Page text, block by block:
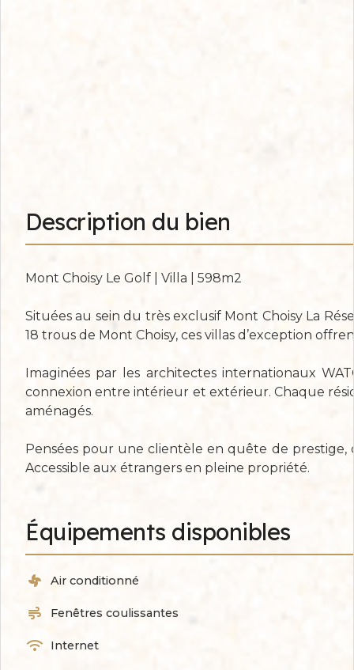
Description du bien
Mont Choisy Le Golf | Villa | 598m2
Situées au sein du très exclusif Mont Choisy La
18 trous de Mont Choisy, ces villas d’exception
Imaginées par les architectes internationaux
connexion entre intérieur et extérieur. Chaque
aménagés.
Pensées pour une clientèle en quête de prestige,
Accessible aux étrangers en pleine propriété.
Équipements disponibles
Air conditionné
Fenêtres coulissantes
Internet